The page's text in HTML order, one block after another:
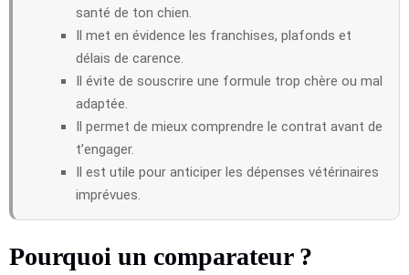
santé de ton chien.
Il met en évidence les franchises, plafonds et
délais de carence.
Il évite de souscrire une formule trop chère ou mal
adaptée.
Il permet de mieux comprendre le contrat avant de
t’engager.
Il est utile pour anticiper les dépenses vétérinaires
imprévues.
Pourquoi un comparateur ?